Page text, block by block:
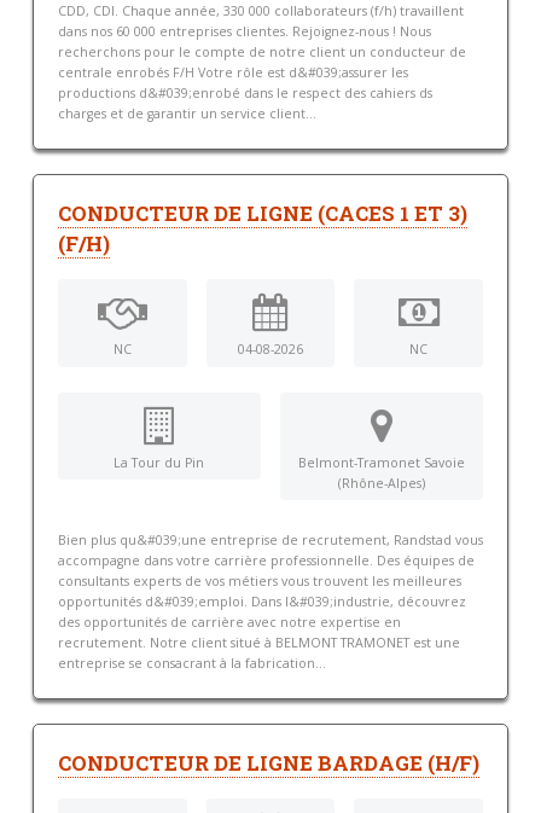
CDD, CDI. Chaque année, 330 000 collaborateurs (f/h) travaillent
dans nos 60 000 entreprises clientes. Rejoignez-nous ! Nous
recherchons pour le compte de notre client un conducteur de
centrale enrobés F/H Votre rôle est d&#039;assurer les
productions d&#039;enrobé dans le respect des cahiers ds
charges et de garantir un service client...
CONDUCTEUR DE LIGNE (CACES 1 ET 3)
(F/H)
NC 04-08-2026 NC
La Tour du Pin
Belmont-Tramonet Savoie
(Rhône-Alpes)
Bien plus qu&#039;une entreprise de recrutement, Randstad vous
accompagne dans votre carrière professionnelle. Des équipes de
consultants experts de vos métiers vous trouvent les meilleures
opportunités d&#039;emploi. Dans l&#039;industrie, découvrez
des opportunités de carrière avec notre expertise en
recrutement. Notre client situé à BELMONT TRAMONET est une
entreprise se consacrant à la fabrication...
CONDUCTEUR DE LIGNE BARDAGE (H/F)